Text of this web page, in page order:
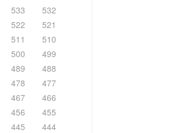
533
532
522
521
511
510
500
499
489
488
478
477
467
466
456
455
445
444